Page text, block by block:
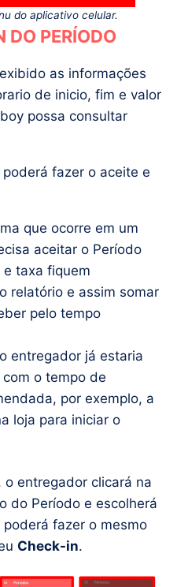
do aplicativo celular.
DO PERÍODO
as informações
de inicio, fim e valor
possa consultar
fazer o aceite e
que ocorre em um
aceitar o Período
taxa fiquem
relatório e assim somar
pelo tempo
entregador já estaria
o tempo de
por exemplo, a
loja para iniciar o
o entregador clicará na
do Período e escolherá
poderá fazer o mesmo
Check-in.